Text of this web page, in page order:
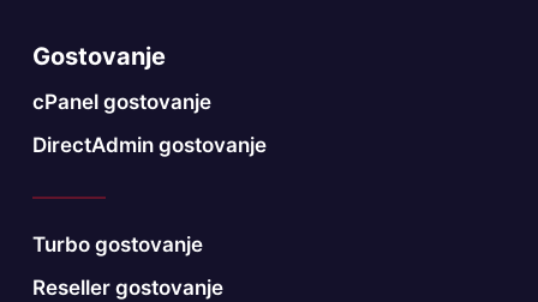
Gostovanje
cPanel gostovanje
DirectAdmin gostovanje
Turbo gostovanje
Reseller gostovanje